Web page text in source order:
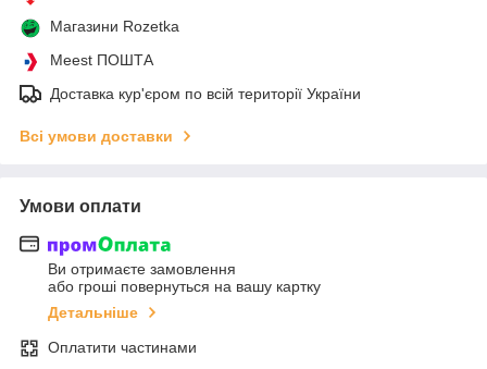
Магазини Rozetka
Meest ПОШТА
Доставка кур'єром по всій території України
Всі умови доставки
Умови оплати
Ви отримаєте замовлення
або гроші повернуться на вашу картку
Детальніше
Оплатити частинами